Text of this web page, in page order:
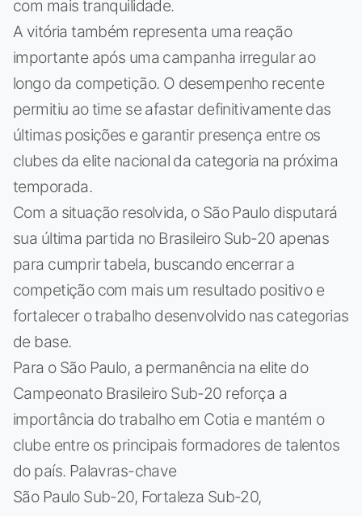
com mais tranquilidade.
A vitória também representa uma reação
importante após uma campanha irregular ao
longo da competição. O desempenho recente
permitiu ao time se afastar definitivamente das
últimas posições e garantir presença entre os
clubes da elite nacional da categoria na próxima
temporada.
Com a situação resolvida, o São Paulo disputará
sua última partida no Brasileiro Sub-20 apenas
para cumprir tabela, buscando encerrar a
competição com mais um resultado positivo e
fortalecer o trabalho desenvolvido nas categorias
de base.
Para o São Paulo, a permanência na elite do
Campeonato Brasileiro Sub-20 reforça a
importância do trabalho em Cotia e mantém o
clube entre os principais formadores de talentos
do país. Palavras-chave
São Paulo Sub-20, Fortaleza Sub-20,